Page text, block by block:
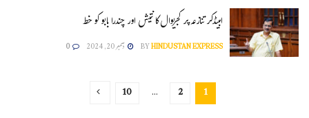
امبیڈکر تنازعہ پر کجریوال کا نتیش اور چندرا بابو کو خط
BYHINDUSTAN EXPRESS دسمبر 20, 2024 0
1
2
…
10